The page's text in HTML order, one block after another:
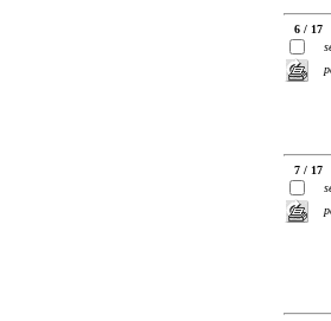
6 / 17
7 / 17